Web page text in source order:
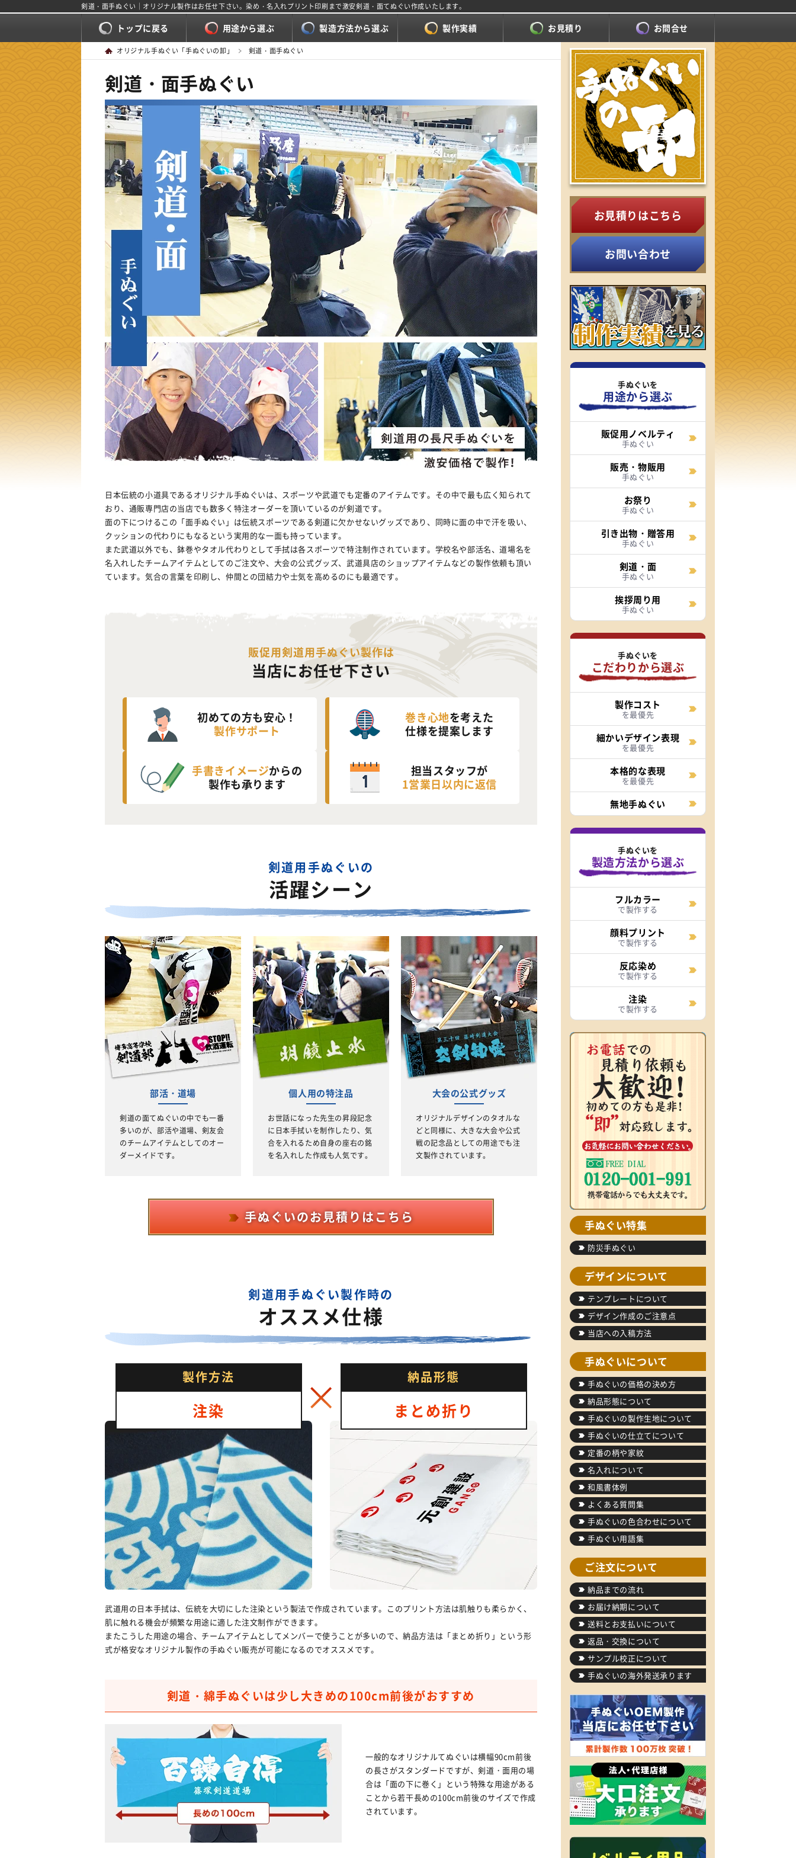
剣道・面手ぬぐい｜オリジナル製作はお任せ下さい。染め・名入れプリント印刷まで激安剣道・面てぬぐい作成いたします。
トップに戻る 用途から選ぶ 製造方法から選ぶ 製作実績 お見積り お問合せ
オリジナル手ぬぐい「手ぬぐいの卸」 剣道・面手ぬぐい
剣道・面手ぬぐい
日本伝統の小道具であるオリジナル手ぬぐいは、スポーツや武道でも定番のアイテムです。その中で最も広く知られて
おり、通販専門店の当店でも数多く特注オーダーを頂いているのが剣道です。
面の下につけるこの「面手ぬぐい」は伝統スポーツである剣道に欠かせないグッズであり、同時に面の中で汗を吸い、
クッションの代わりにもなるという実用的な一面も持っています。
また武道以外でも、鉢巻やタオル代わりとして手拭は各スポーツで特注制作されています。学校名や部活名、道場名を
名入れしたチームアイテムとしてのご注文や、大会の公式グッズ、武道具店のショップアイテムなどの製作依頼も頂い
ています。気合の言葉を印刷し、仲間との団結力や士気を高めるのにも最適です。
販促用剣道用手ぬぐい製作は
当店にお任せ下さい
初めての方も安心！
製作サポート
巻き心地を考えた
仕様を提案します
手書きイメージからの
製作も承ります
担当スタッフが
1営業日以内に返信
剣道用手ぬぐいの
活躍シーン
部活・道場
剣道の面てぬぐいの中でも一番
多いのが、部活や道場、剣友会
のチームアイテムとしてのオー
ダーメイドです。
個人用の特注品
お世話になった先生の昇段記念
に日本手拭いを制作したり、気
合を入れるため自身の座右の銘
を名入れした作成も人気です。
大会の公式グッズ
オリジナルデザインのタオルな
どと同様に、大きな大会や公式
戦の記念品としての用途でも注
文製作されています。
手ぬぐいのお見積りはこちら
剣道用手ぬぐい製作時の
オススメ仕様
製作方法
注染
納品形態
まとめ折り
武道用の日本手拭は、伝統を大切にした注染という製法で作成されています。このプリント方法は肌触りも柔らかく、
肌に触れる機会が頻繁な用途に適した注文制作ができます。
またこうした用途の場合、チームアイテムとしてメンバーで使うことが多いので、納品方法は「まとめ折り」という形
式が格安なオリジナル製作の手ぬぐい販売が可能になるのでオススメです。
剣道・綿手ぬぐいは少し大きめの100cm前後がおすすめ
一般的なオリジナルてぬぐいは横幅90cm前後
の長さがスタンダードですが、剣道・面用の場
合は「面の下に巻く」という特殊な用途がある
ことから若干長めの100cm前後のサイズで作成
されています。
お見積りはこちら
お問い合わせ
手ぬぐいを
用途から選ぶ
販促用ノベルティ
手ぬぐい
販売・物販用
手ぬぐい
お祭り
手ぬぐい
引き出物・贈答用
手ぬぐい
剣道・面
手ぬぐい
挨拶周り用
手ぬぐい
手ぬぐいを
こだわりから選ぶ
製作コスト
を最優先
細かいデザイン表現
を最優先
本格的な表現
を最優先
無地手ぬぐい
手ぬぐいを
製造方法から選ぶ
フルカラー
で製作する
顔料プリント
で製作する
反応染め
で製作する
注染
で製作する
手ぬぐい特集
防災手ぬぐい
デザインについて
テンプレートについて
デザイン作成のご注意点
当店への入稿方法
手ぬぐいについて
手ぬぐいの価格の決め方
納品形態について
手ぬぐいの製作生地について
手ぬぐいの仕立てについて
定番の柄や家紋
名入れについて
和風書体例
よくある質問集
手ぬぐいの色合わせについて
手ぬぐい用語集
ご注文について
納品までの流れ
お届け納期について
送料とお支払いについて
返品・交換について
サンプル校正について
手ぬぐいの海外発送承ります